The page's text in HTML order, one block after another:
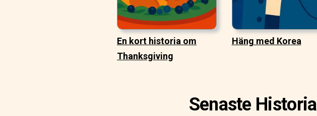
En kort historia om
Thanksgiving
Häng med Korea
Senaste